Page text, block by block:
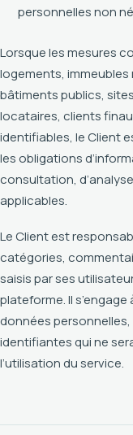
personnelles non
Lorsque les mesures
logements, immeubles
bâtiments publics,
locataires, clients
identifiables, le Client
les obligations
consultation,
applicables.
Le Client est
catégories,
saisis par ses
plateforme. Il
données
identifiantes qui ne
l’utilisation du service.